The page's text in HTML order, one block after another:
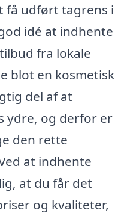
få udført tagrens i
idé at indhente
fra lokale
blot en kosmetisk
del af at
ydre, og derfor er
den rette
at indhente
at du får det
og kvaliteter,